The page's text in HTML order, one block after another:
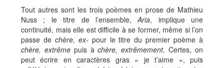
Tout autres sont les trois poèmes en prose de Mathieu
Nuss ; le titre de l’ensemble,Aria, implique une
continuité, mais elle est difficile à se former, même si l’on
passe de chère, ex- pour le titre du premier poème à
chère, extrêmepuis àchère, extrêmement. Certes, on
peut écrire en caractères gras « je t’aime », puis